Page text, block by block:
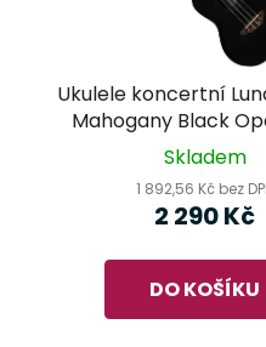
Ukulele koncertní
Mahogany Black
Skladem
1 892,56 Kč bez
2 290 Kč
DO KOŠÍKU